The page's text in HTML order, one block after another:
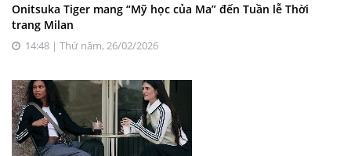
Onitsuka Tiger mang “Mỹ học của Ma” đến Tuần lễ Thời
trang Milan
14:48 | Thứ năm, 26/02/2026